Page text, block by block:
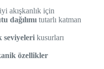
akışkanlık için
dağılımıtutarlı katman
seviyelerikusurları
özellikler